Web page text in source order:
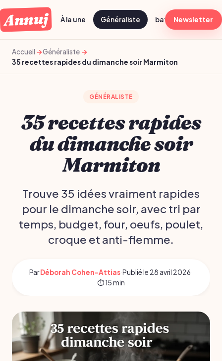
Annuj À la une Généraliste batch cooking
Newsletter
Accueil
Généraliste
35 recettes rapides du dimanche soir Marmiton
GÉNÉRALISTE
35 recettes rapides
du dimanche soir
Marmiton
Trouve 35 idées vraiment rapides
pour le dimanche soir, avec tri par
temps, budget, four, oeufs, poulet,
croque et anti-flemme.
ParDéborah Cohen-Attias·Publié le 28 avril 2026·
⏱ 15 min